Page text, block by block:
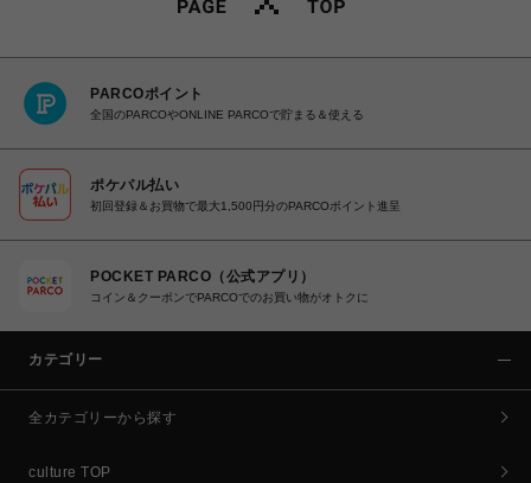
PARCOポイント
全国のPARCOやONLINE PARCOで貯まる＆使える
ポケパル払い
初回登録＆お買物で最大1,500円分のPARCOポイント進呈
POCKET PARCO（公式アプリ）
コイン＆クーポンでPARCOでのお買い物がオトクに
カテゴリー
全カテゴリーから探す
culture TOP